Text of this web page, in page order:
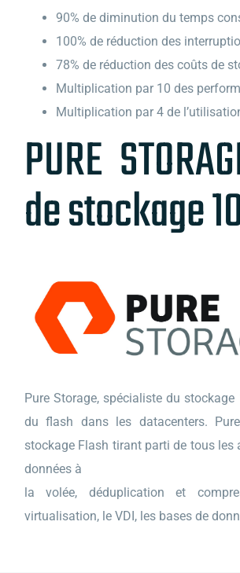
90% de diminution du temps
100% de réduction des
78% de réduction des coûts de
Multiplication par 10 des
Multiplication par 4 de
PURE
de stockage
Pure Storage, spécialiste du
du flash dans les datacenters.
stockage Flash tirant parti de tous
données à
la volée, déduplication et
virtualisation, le VDI, les bases de